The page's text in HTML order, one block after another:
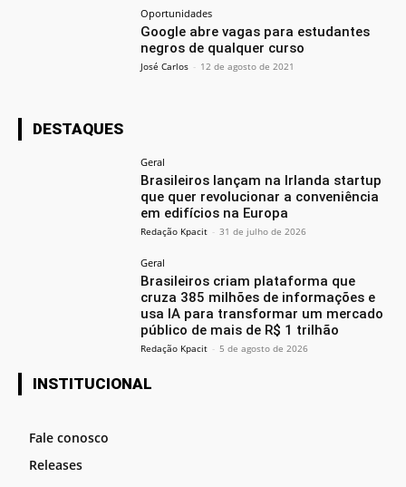
Oportunidades
Google abre vagas para estudantes
negros de qualquer curso
José Carlos - 12 de agosto de 2021
DESTAQUES
Geral
Brasileiros lançam na Irlanda startup
que quer revolucionar a conveniência
em edifícios na Europa
Redação Kpacit - 31 de julho de 2026
Geral
Brasileiros criam plataforma que
cruza 385 milhões de informações e
usa IA para transformar um mercado
público de mais de R$ 1 trilhão
Redação Kpacit - 5 de agosto de 2026
INSTITUCIONAL
Fale conosco
Releases